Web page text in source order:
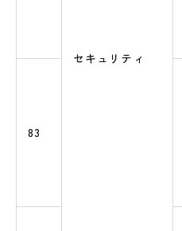
セキュリティ
83